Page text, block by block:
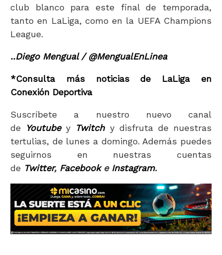
club blanco para este final de temporada,
tanto en LaLiga, como en la UEFA Champions
League.
..Diego Mengual / @MengualEnLinea
*Consulta más noticias de LaLiga en
Conexión Deportiva
Suscríbete a nuestro nuevo canal
de
Youtubey Twitchy disfruta de nuestras
tertulias, de lunes a domingo. Además puedes
seguirnos en nuestras cuentas
de Twitter, Facebooke Instagram.